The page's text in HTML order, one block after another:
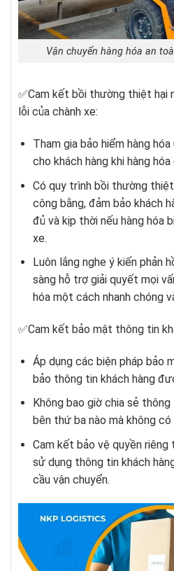
Vận chuyển hàng hóa an
✅Cam kết bồi thường thiệt hại
lỗi của chành xe:
Tham gia bảo hiểm hàng
cho khách hàng khi hàng
Có quy trình bồi thường thiệt
công bằng, đảm bảo khách
đủ và kịp thời nếu hàng hóa
xe.
Luôn lắng nghe ý kiến phản
sàng hỗ trợ giải quyết mọi
hóa một cách nhanh chóng
✅Cam kết bảo mật thông tin
Áp dụng các biện pháp bảo
bảo thông tin khách hàng
Không bao giờ chia sẻ
bên thứ ba nào mà không
Cam kết bảo vệ quyền riêng
sử dụng thông tin khách
cầu vận chuyển.